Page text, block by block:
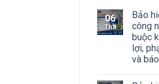
06
Th8
Bảo
công
buộc
lợi,
và